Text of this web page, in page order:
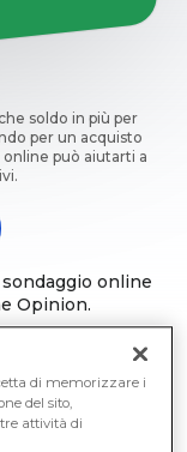
soldo in più per
per un acquisto
può aiutarti a
online
Opinion.
ogni
di memorizzare i
del sito,
attività di